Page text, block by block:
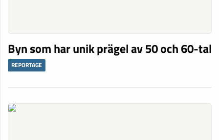
Byn som har unik prägel av 50 och 60-tal
REPORTAGE